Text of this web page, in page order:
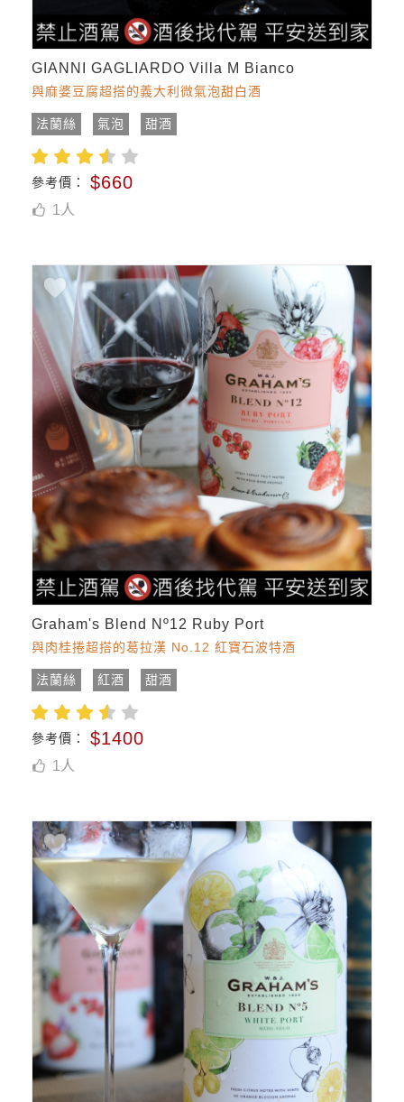
GIANNI GAGLIARDO Villa M Bianco
與麻婆豆腐超搭的義大利微氣泡甜白酒
法蘭絲 氣泡 甜酒
參考價： $660
1 人
Graham's Blend Nº12 Ruby Port
與肉桂捲超搭的葛拉漢 No.12 紅寶石波特酒
法蘭絲 紅酒 甜酒
參考價： $1400
1 人